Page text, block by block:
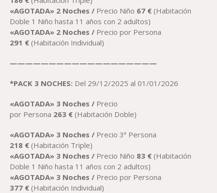
«AGOTADA» 2 Noches / Precio Niño 67 € (Habitación
Doble 1 Niño hasta 11 años con 2 adultos)
«AGOTADA» 2 Noches / Precio por Persona
291 € (Habitación Individual)
———————————————————
*PACK 3 NOCHES: Del 29/12/2025 al 01/01/2026
«AGOTADA» 3 Noches / Precio
por Persona 263 € (Habitación Doble)
«AGOTADA» 3 Noches / Precio 3ª Persona
218 € (Habitación Triple)
«AGOTADA» 3 Noches / Precio Niño 83 € (Habitación
Doble 1 Niño hasta 11 años con 2 adultos)
«AGOTADA» 3 Noches / Precio por Persona
377 € (Habitación Individual)